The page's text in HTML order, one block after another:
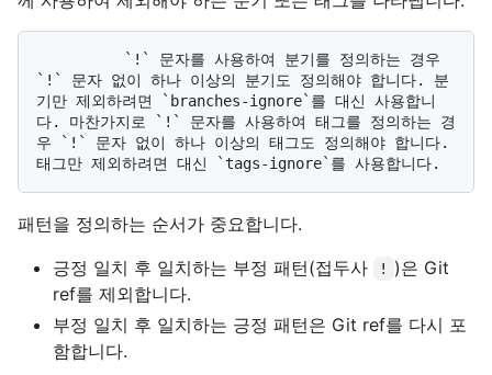
`!` 문자 없이 하나 이상의 분기도 정의해야 합니다. 분
기만 제외하려면 `branches-ignore`를 대신 사용합니
다. 마찬가지로 `!` 문자를 사용하여 태그를 정의하는 경
우 `!` 문자 없이 하나 이상의 태그도 정의해야 합니다.
패턴을 정의하는 순서가 중요합니다.
긍정 일치 후 일치하는 부정 패턴(접두사
!
)은 Git
ref를 제외합니다.
부정 일치 후 일치하는 긍정 패턴은 Git ref를 다시 포
함합니다.